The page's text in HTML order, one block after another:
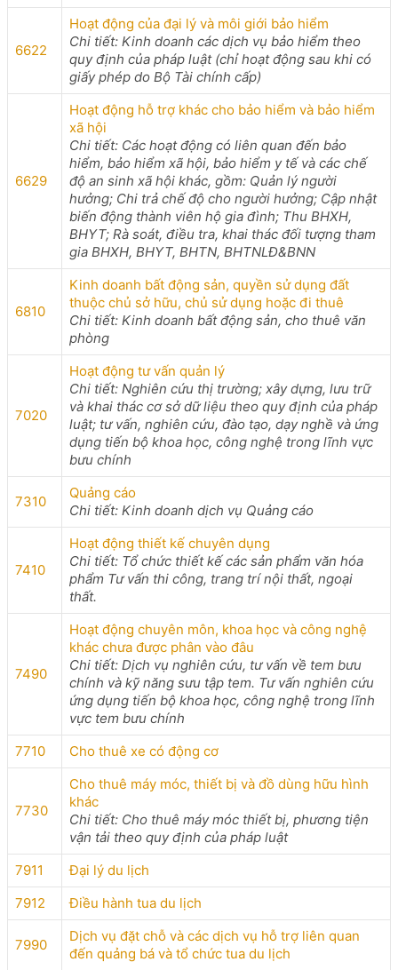
6622
Hoạt động của đại lý và môi giới bảo hiểm
Chi tiết: Kinh doanh các dịch vụ bảo hiểm theo
quy định của pháp luật (chỉ hoạt động sau khi có
giấy phép do Bộ Tài chính cấp)
6629
Hoạt động hỗ trợ khác cho bảo hiểm và bảo hiểm
xã hội
Chi tiết: Các hoạt động có liên quan đến bảo
hiểm, bảo hiểm xã hội, bảo hiểm y tế và các chế
độ an sinh xã hội khác, gồm: Quản lý người
hưởng; Chi trả chế độ cho người hưởng; Cập nhật
biến động thành viên hộ gia đình; Thu BHXH,
BHYT; Rà soát, điều tra, khai thác đối tượng tham
gia BHXH, BHYT, BHTN, BHTNLĐ&BNN
6810
Kinh doanh bất động sản, quyền sử dụng đất
thuộc chủ sở hữu, chủ sử dụng hoặc đi thuê
Chi tiết: Kinh doanh bất động sản, cho thuê văn
phòng
7020
Hoạt động tư vấn quản lý
Chi tiết: Nghiên cứu thị trường; xây dựng, lưu trữ
và khai thác cơ sở dữ liệu theo quy định của pháp
luật; tư vấn, nghiên cứu, đào tạo, dạy nghề và ứng
dụng tiến bộ khoa học, công nghệ trong lĩnh vực
bưu chính
7310
Quảng cáo
Chi tiết: Kinh doanh dịch vụ Quảng cáo
7410
Hoạt động thiết kế chuyên dụng
Chi tiết: Tổ chức thiết kế các sản phẩm văn hóa
phẩm Tư vấn thi công, trang trí nội thất, ngoại
thất.
7490
Hoạt động chuyên môn, khoa học và công nghệ
khác chưa được phân vào đâu
Chi tiết: Dịch vụ nghiên cứu, tư vấn về tem bưu
chính và kỹ năng sưu tập tem. Tư vấn nghiên cứu
ứng dụng tiến bộ khoa học, công nghệ trong lĩnh
vực tem bưu chính
7710
Cho thuê xe có động cơ
7730
Cho thuê máy móc, thiết bị và đồ dùng hữu hình
khác
Chi tiết: Cho thuê máy móc thiết bị, phương tiện
vận tải theo quy định của pháp luật
7911
Đại lý du lịch
7912
Điều hành tua du lịch
7990
Dịch vụ đặt chỗ và các dịch vụ hỗ trợ liên quan
đến quảng bá và tổ chức tua du lịch